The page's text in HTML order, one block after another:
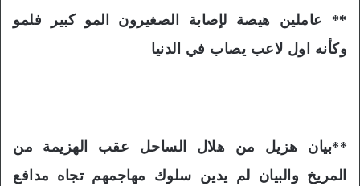
** عاملين هيصة لإصابة الصغيرون المو كبير فلمو
وكأنه اول لاعب يصاب في الدنيا
**بيان هزيل من هلال الساحل عقب الهزيمة من
المريخ والبيان لم يدين سلوك مهاجمهم تجاه مدافع